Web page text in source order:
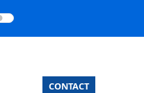
CONTACT